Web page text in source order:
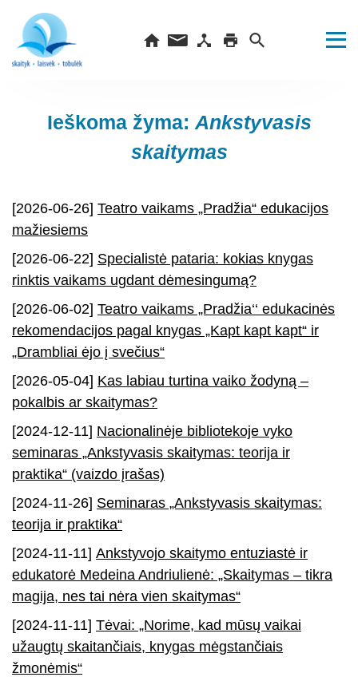
Ieškoma žyma: Ankstyvasis
skaitymas
[2026-06-26] Teatro vaikams „Pradžia“ edukacijos
mažiesiems
[2026-06-22] Specialistė pataria: kokias knygas
rinktis vaikams ugdant dėmesingumą?
[2026-06-02] Teatro vaikams „Pradžia‘‘ edukacinės
rekomendacijos pagal knygas „Kapt kapt kapt“ ir
„Drambliai ėjo į svečius“
[2026-05-04] Kas labiau turtina vaiko žodyną –
pokalbis ar skaitymas?
[2024-12-11] Nacionalinėje bibliotekoje vyko
seminaras „Ankstyvasis skaitymas: teorija ir
praktika“ (vaizdo įrašas)
[2024-11-26] Seminaras „Ankstyvasis skaitymas:
teorija ir praktika“
[2024-11-11] Ankstyvojo skaitymo entuziastė ir
edukatorė Medeina Andriulienė: „Skaitymas – tikra
magija, nes tai nėra vien skaitymas“
[2024-11-11] Tėvai: „Norime, kad mūsų vaikai
užaugtų skaitančiais, knygas mėgstančiais
žmonėmis“